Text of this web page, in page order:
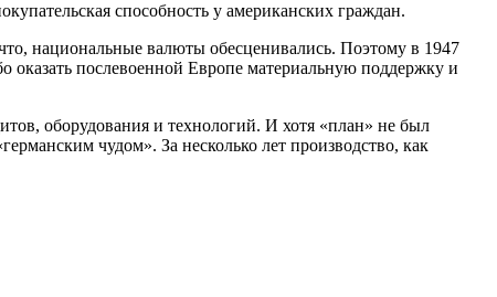
способность у американских граждан.
национальные валюты обесценивались. Поэтому в 1947
оказать послевоенной Европе материальную поддержку и
оборудования и технологий. И хотя «план» не был
чудом». За несколько лет производство, как